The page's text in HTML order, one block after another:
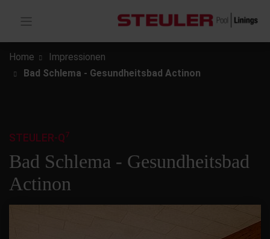
Home
Impressionen
Bad Schlema - Gesundheitsbad Actinon
Bad Schlema - Gesundheitsbad
Actinon
STEULER-Q7